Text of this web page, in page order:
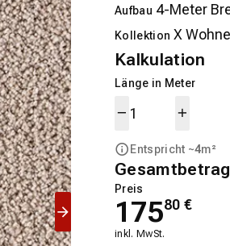
Aufbau
Kollektion
Kalkulation
Länge in Meter
Entspricht ~4m²
Gesamtbetrag
Preis
17580 €
inkl. MwSt.